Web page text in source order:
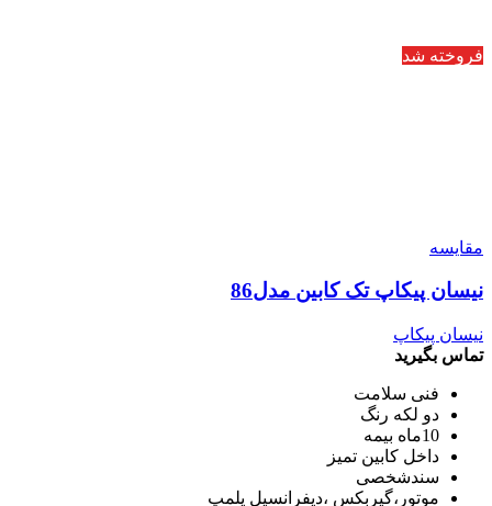
فروخته شد
مقایسه
نیسان پیکاپ تک کابین مدل86
نیسان پیکاپ
تماس بگیرید
فنی سلامت
دو لکه رنگ
10ماه بیمه
داخل کابین تمیز
سندشخصی
موتور،گیربکس ،دیفرانسیل پلمپ